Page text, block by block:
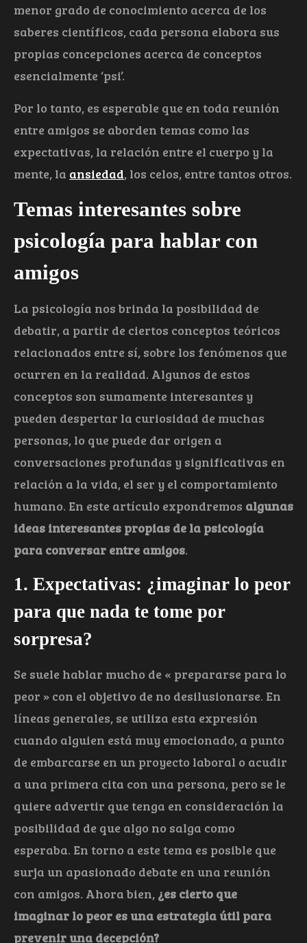
menor grado de conocimiento acerca de los
saberes científicos, cada persona elabora sus
propias concepciones acerca de conceptos
esencialmente ‘psi’.
Por lo tanto, es esperable que en toda reunión
entre amigos se aborden temas como las
expectativas, la relación entre el cuerpo y la
mente, la ansiedad, los celos, entre tantos otros.
Temas interesantes sobre
psicología para hablar con
amigos
La psicología nos brinda la posibilidad de
debatir, a partir de ciertos conceptos teóricos
relacionados entre sí, sobre los fenómenos que
ocurren en la realidad. Algunos de estos
conceptos son sumamente interesantes y
pueden despertar la curiosidad de muchas
personas, lo que puede dar origen a
conversaciones profundas y significativas en
relación a la vida, el ser y el comportamiento
humano. En este artículo expondremos algunas
ideas interesantes propias de la psicología
para conversar entre amigos.
1. Expectativas: ¿imaginar lo peor
para que nada te tome por
sorpresa?
Se suele hablar mucho de « prepararse para lo
peor » con el objetivo de no desilusionarse. En
líneas generales, se utiliza esta expresión
cuando alguien está muy emocionado, a punto
de embarcarse en un proyecto laboral o acudir
a una primera cita con una persona, pero se le
quiere advertir que tenga en consideración la
posibilidad de que algo no salga como
esperaba. En torno a este tema es posible que
surja un apasionado debate en una reunión
con amigos. Ahora bien, ¿es cierto que
imaginar lo peor es una estrategia útil para
prevenir una decepción?